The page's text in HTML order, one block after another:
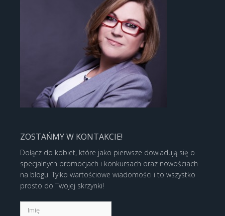
ZOSTAŃMY W KONTAKCIE!
Dołącz do kobiet, które jako pierwsze dowiadują się o
specjalnych promocjach i konkursach oraz nowościach
na blogu. Tylko wartościowe wiadomości i to wszystko
prosto do Twojej skrzynki!